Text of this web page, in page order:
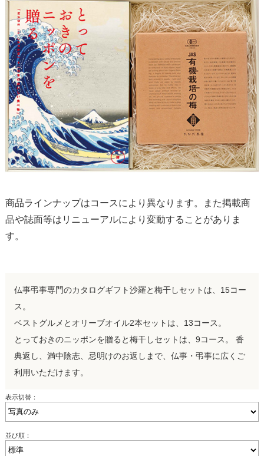
商品ラインナップはコースにより異なります。また掲載商
品や誌面等はリニューアルにより変動することがありま
す。
仏事弔事専門のカタログギフト沙羅と梅干しセットは、15コー
ス。
ベストグルメとオリーブオイル2本セットは、13コース。
とっておきのニッポンを贈ると梅干しセットは、9コース。 香
典返し、満中陰志、忌明けのお返しまで、仏事・弔事に広くご
利用いただけます。
表示切替：
並び順：